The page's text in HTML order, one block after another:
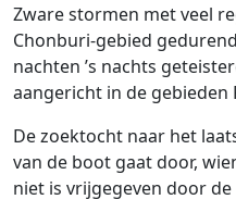
Zware stormen met veel
Chonburi-gebied
nachten ’s nachts
aangericht in de gebieden
De zoektocht naar het
van de boot gaat door,
niet is vrijgegeven door de